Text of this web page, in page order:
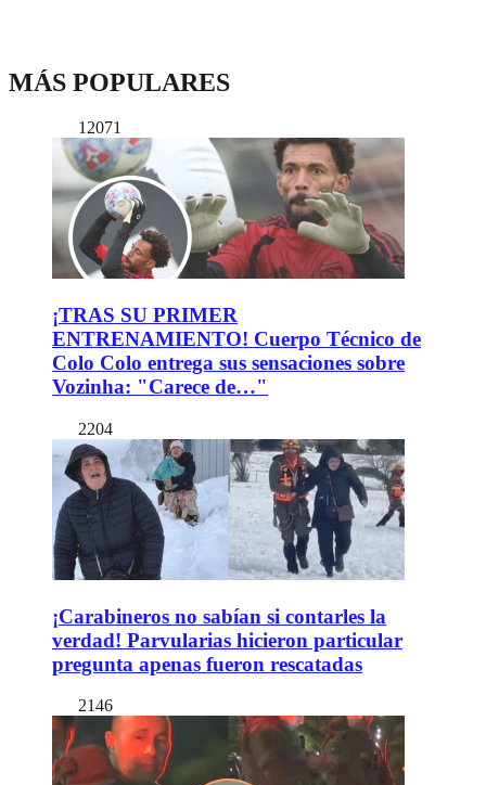
MÁS POPULARES
12071
¡TRAS SU PRIMER
ENTRENAMIENTO! Cuerpo Técnico de
Colo Colo entrega sus sensaciones sobre
Vozinha: "Carece de…"
2204
¡Carabineros no sabían si contarles la
verdad! Parvularias hicieron particular
pregunta apenas fueron rescatadas
2146